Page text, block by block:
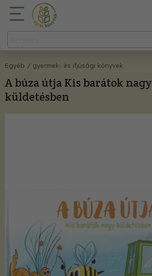
Egyéb / gyermek- és ifjúsági könyvek
A búza útja Kis barátok nagy
küldetésben